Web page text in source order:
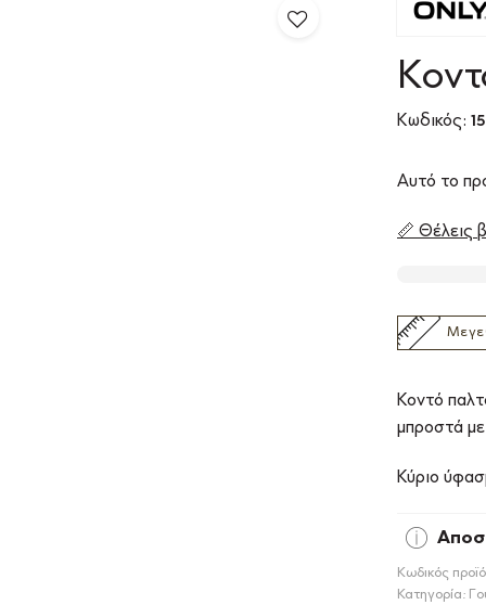
Κωδικός:
Αυτό το
📏 Θέλεις
Κοντό
μπροστά
Κύριο
Κωδικός
Κατηγορία: